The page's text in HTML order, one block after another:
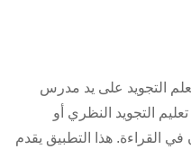
التجويد على يد مدرس
التجويد النظري أو
القراءة. هذا التطبيق يقدم